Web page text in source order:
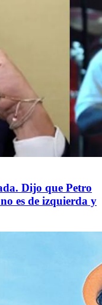
Dijo que Petro
es de izquierda y